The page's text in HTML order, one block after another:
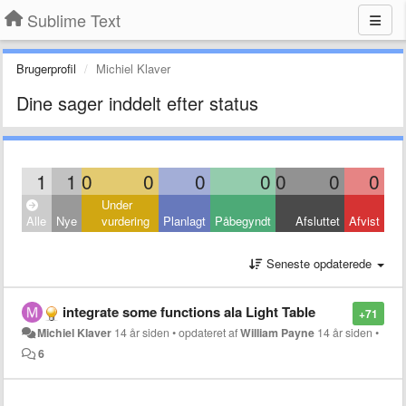
Sublime Text
Brugerprofil Michiel Klaver
Dine sager inddelt efter status
1 1 0 0 0 0 0 0 0
Alle Nye
Under
vurdering
Planlagt Påbegyndt Afsluttet Afvist
Seneste opdaterede
+71
integrate some functions ala Light Table
Michiel Klaver 14 år siden •opdateret afWilliam Payne 14 år siden •
6